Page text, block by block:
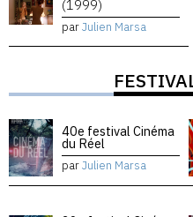
(1999)
parJulien Marsa
40e festival Cinéma
du Réel
parJulien Marsa